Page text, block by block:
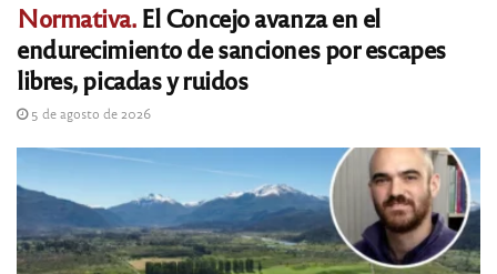
Normativa.El Concejo avanza en el
endurecimiento de sanciones por escapes
libres, picadas y ruidos
5 de agosto de 2026